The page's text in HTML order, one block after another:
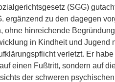
(SGG)
ergänzend zu den dagegen
ohne hinreichende
in Kindheit und Jugend
verletzt. Er
einen Fußtritt, sondern auf
der schweren